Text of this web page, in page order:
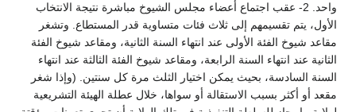
واحد. 2- عقب اجتماع أعضاء مجلس الشيوخ مباشرة نتيجة الانتخاب
الأول، يتم تقسيمهم إلى ثلاث فئات متساوية قدر المستطاع. وتشغر
مقاعد شيوخ الفئة الأولى عند انتهاء السنة الثانية، ومقاعد شيوخ الفئة
الثانية عند انتهاء السنة الرابعة، ومقاعد شيوخ الفئة الثالثة عند انتهاء
السنة السادسة، بحيث يمكن اختيار الثلث مرة كل سنتين. (وإذا شغر
مقعد أو أكثر بسبب الاستقالة أو سواها، خلال عطلة الهيئة التشريعية